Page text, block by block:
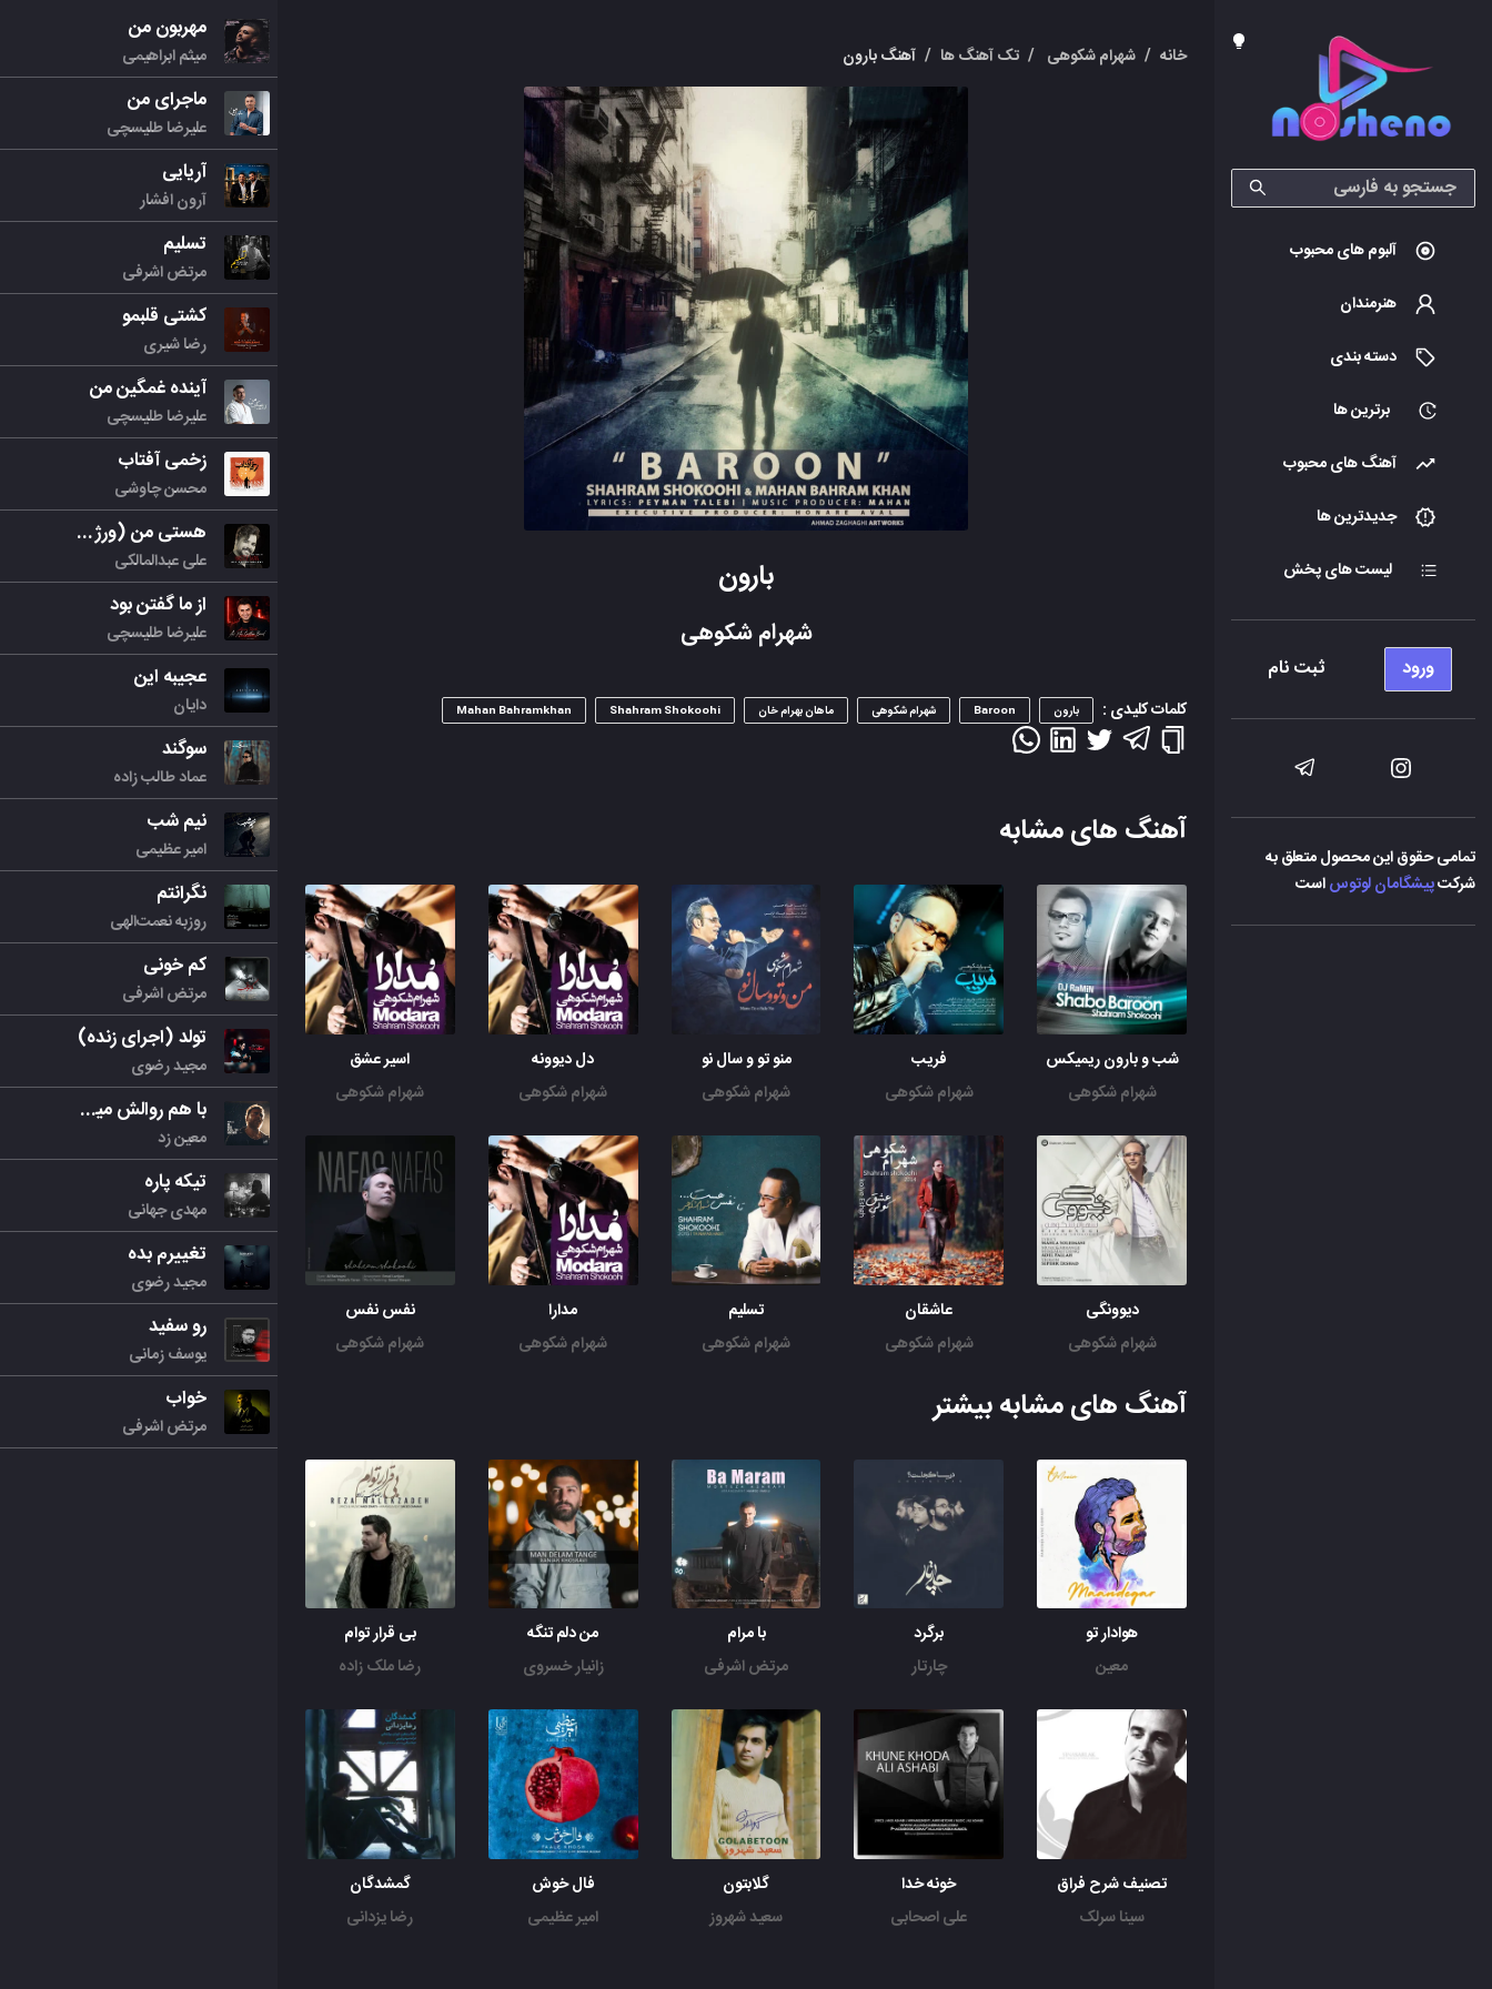
آلبوم های محبوب
هنرمندان
دسته بندی
برترین ها
آهنگ های محبوب
جدیدترین ها
لیست های پخش
ورود ثبت نام
تمامی حقوق این محصول متعلق به
شرکتپیشگامان لوتوساست
خانه / شهرام شکوهی / تک آهنگ ها / آهنگ بارون
بارون
شهرام شکوهی
کلمات کلیدی : بارون Baroon شهرام شکوهی ماهان بهرام خان Shahram Shokoohi
Mahan Bahramkhan
آهنگ های مشابه
شب و بارون ریمیکس
شهرام شکوهی
فریب
شهرام شکوهی
منو تو و سال نو
شهرام شکوهی
دل دیوونه
شهرام شکوهی
اسیر عشق
شهرام شکوهی
دیوونگی
شهرام شکوهی
عاشقان
شهرام شکوهی
تسلیم
شهرام شکوهی
مدارا
شهرام شکوهی
نفس نفس
شهرام شکوهی
آهنگ های مشابه بیشتر
هوادار تو
معین
برگرد
چارتار
با مرام
مرتض اشرفی
من دلم تنگه
زانیار خسروی
بی قرار توام
رضا ملک زاده
تصنیف شرح فراق
سینا سرلک
خونه خدا
علی اصحابی
گلابتون
سعید شهروز
فال خوش
امیر عظیمی
گمشدگان
رضا یزدانی
مهربون من
میثم ابراهیمی
ماجرای من
علیرضا طلیسچی
آریایی
آرون افشار
تسلیم
مرتض اشرفی
کشتی قلبمو
رضا شیری
آینده غمگین من
علیرضا طلیسچی
زخمی آفتاب
محسن چاوشی
هستی من (ورژن جدید)
علی عبدالمالکی
از ما گفتن بود
علیرضا طلیسچی
عجیبه این
دایان
سوگند
عماد طالب زاده
نیم شب
امیر عظیمی
نگرانتم
روزبه نعمت‌الهی
کم خونی
مرتض اشرفی
تولد (اجرای زنده)
مجید رضوی
با هم روالش میکنیم
معین زد
تیکه پاره
مهدی جهانی
تغییرم بده
مجید رضوی
رو سفید
یوسف زمانی
خواب
مرتض اشرفی